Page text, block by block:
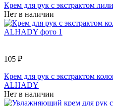
Крем для рук с экстрактом
Нет в наличии
105 ₽
Крем для рук с экстрактом
ALHADY
Нет в наличии